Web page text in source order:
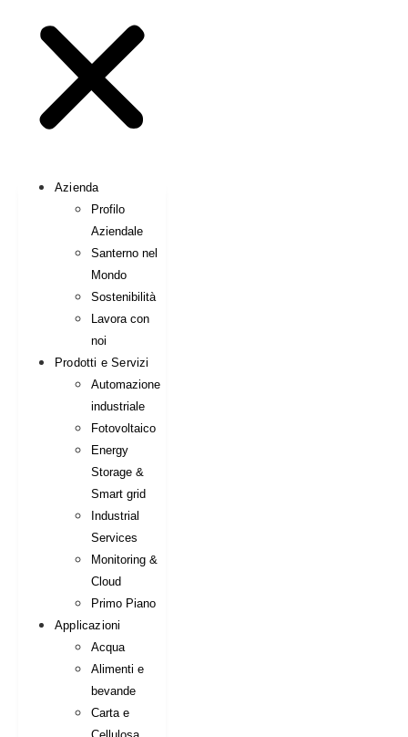
Azienda
Profilo
Aziendale
Santerno nel
Mondo
Sostenibilità
Lavora con
noi
Prodotti e Servizi
Automazione
industriale
Fotovoltaico
Energy
Storage &
Smart grid
Industrial
Services
Monitoring &
Cloud
Primo Piano
Applicazioni
Acqua
Alimenti e
bevande
Carta e